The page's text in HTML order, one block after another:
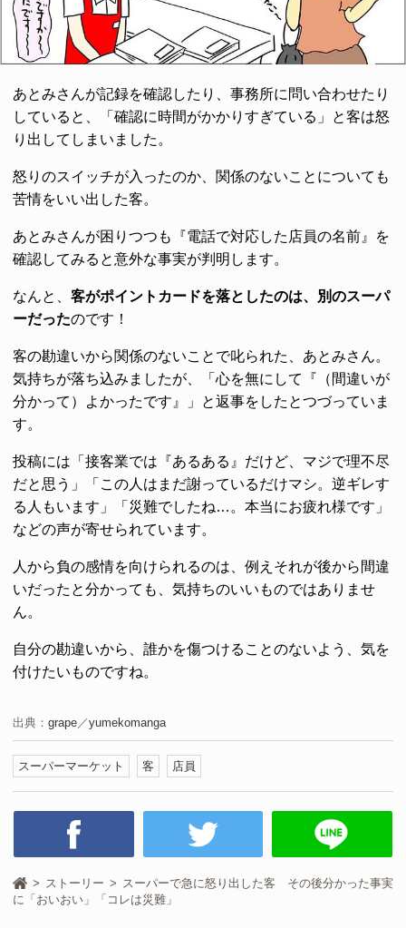
あとみさんが記録を確認したり、事務所に問い合わせたり
していると、「確認に時間がかかりすぎている」と客は怒
り出してしまいました。
怒りのスイッチが入ったのか、関係のないことについても
苦情をいい出した客。
あとみさんが困りつつも『電話で対応した店員の名前』を
確認してみると意外な事実が判明します。
なんと、 客がポイントカードを落としたのは、別のスーパ
ーだったのです！
客の勘違いから関係のないことで叱られた、あとみさん。
気持ちが落ち込みましたが、「心を無にして『（間違いが
分かって）よかったです』」と返事をしたとつづっていま
す。
投稿には「接客業では『あるある』だけど、マジで理不尽
だと思う」「この人はまだ謝っているだけマシ。逆ギレす
る人もいます」「災難でしたね…。本当にお疲れ様です」
などの声が寄せられています。
人から負の感情を向けられるのは、例えそれが後から間違
いだったと分かっても、気持ちのいいものではありませ
ん。
自分の勘違いから、誰かを傷つけることのないよう、気を
付けたいものですね。
出典： grape ／yumekomanga
スーパーマーケット 客 店員
ストーリー
スーパーで急に怒り出した客 その後分かった事実
に「おいおい」「コレは災難」